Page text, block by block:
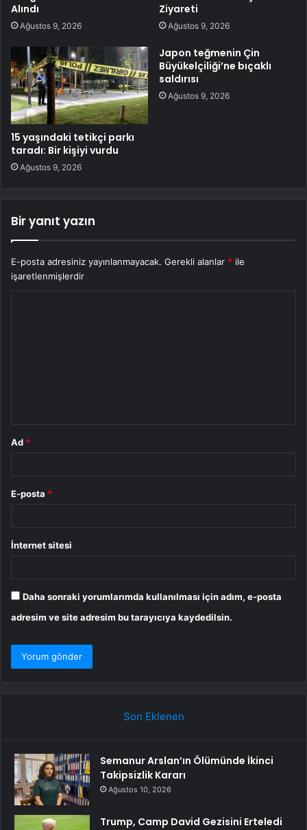
Alındı
Ağustos 9, 2026
Ziyareti
Ağustos 9, 2026
15 yaşındaki tetikçi parkı
taradı: Bir kişiyi vurdu
Ağustos 9, 2026
Japon teğmenin Çin
Büyükelçiliği’ne bıçaklı
saldırısı
Ağustos 9, 2026
Bir yanıt yazın
E-posta adresiniz yayınlanmayacak. Gerekli alanlar * ile
işaretlenmişlerdir
Ad *
E-posta *
İnternet sitesi
Daha sonraki yorumlarımda kullanılması için adım, e-posta
adresim ve site adresim bu tarayıcıya kaydedilsin.
Son Eklenen
Semanur Arslan’ın Ölümünde İkinci
Takipsizlik Kararı
Ağustos 10, 2026
Trump, Camp David Gezisini Erteledi